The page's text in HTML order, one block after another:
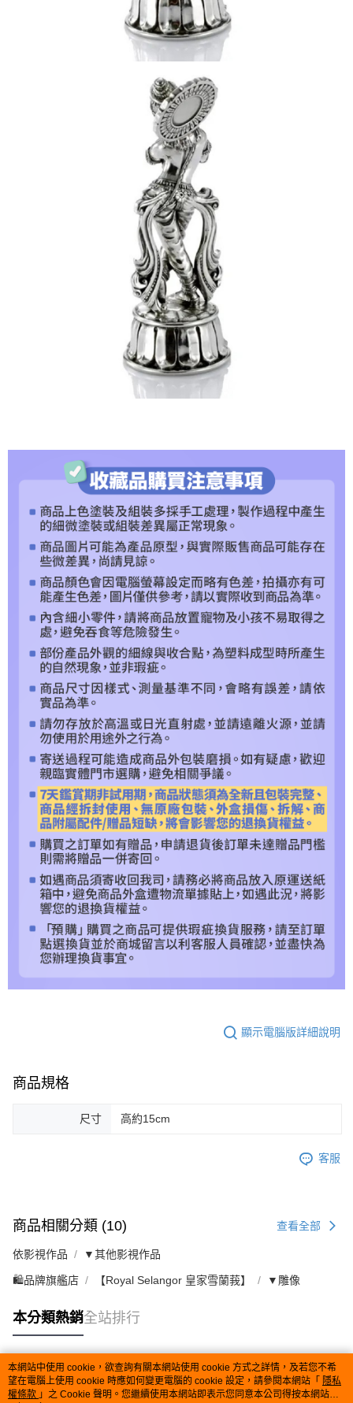
顯示電腦版詳細說明
商品規格
尺寸 高約15cm
客服
商品相關分類 (10) 查看全部
依影視作品 ▼其他影視作品
🛍️品牌旗艦店 【Royal Selangor 皇家雪蘭莪】 ▼雕像
本分類熱銷全站排行
熱門標籤
本網站中使用 cookie，欲查詢有關本網站使用 cookie 方式之詳情，及若您不希
望在電腦上使用 cookie 時應如何變更電腦的 cookie 設定，請參閱本網站「 隱私
權條款 」之 Cookie 聲明。您繼續使用本網站即表示您同意本公司得按本網站使